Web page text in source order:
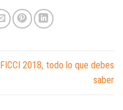
FICCI 2018, todo lo que debes
saber